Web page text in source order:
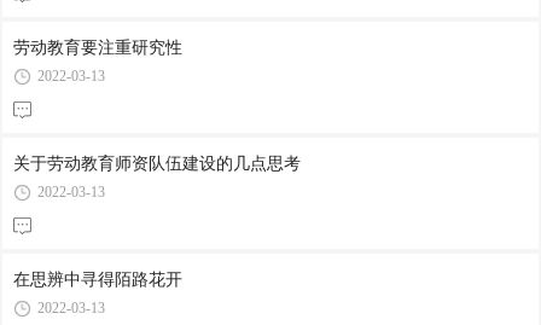
劳动教育要注重研究性
2022-03-13
关于劳动教育师资队伍建设的几点思考
2022-03-13
在思辨中寻得陌路花开
2022-03-13